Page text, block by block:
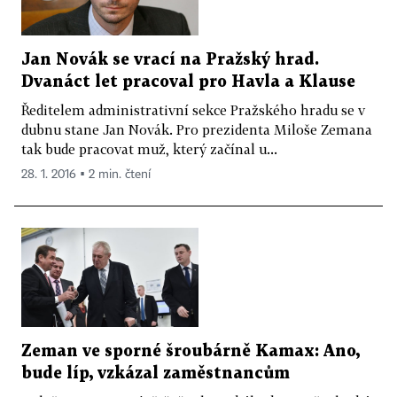
Jan Novák se vrací na Pražský hrad.
Dvanáct let pracoval pro Havla a Klause
Ředitelem administrativní sekce Pražského hradu se v
dubnu stane Jan Novák. Pro prezidenta Miloše Zemana
tak bude pracovat muž, který začínal u...
28. 1. 2016 ▪ 2 min. čtení
Zeman ve sporné šroubárně Kamax: Ano,
bude líp, vzkázal zaměstnancům